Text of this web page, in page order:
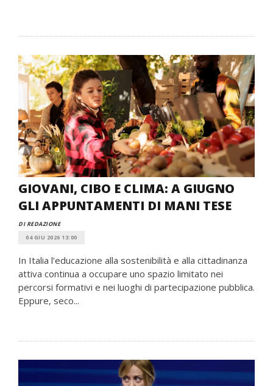
GIOVANI, CIBO E CLIMA: A GIUGNO
GLI APPUNTAMENTI DI MANI TESE
DI REDAZIONE
04 GIU 2026 13:00
In Italia l’educazione alla sostenibilità e alla cittadinanza
attiva continua a occupare uno spazio limitato nei
percorsi formativi e nei luoghi di partecipazione pubblica.
Eppure, seco...